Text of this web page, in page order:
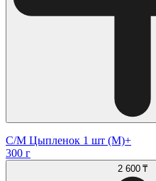
С/М Цыпленок 1 шт (М)+
300 г
2 600 ₸